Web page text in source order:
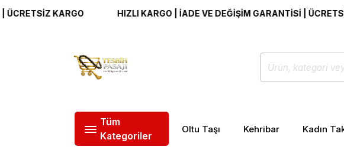
KARGO HIZLI KARGO | İADE VE DEĞİŞİM GARANTİSİ | ÜCRETSİZ
Tüm
Kategoriler
Oltu Taşı Kehribar Kadın